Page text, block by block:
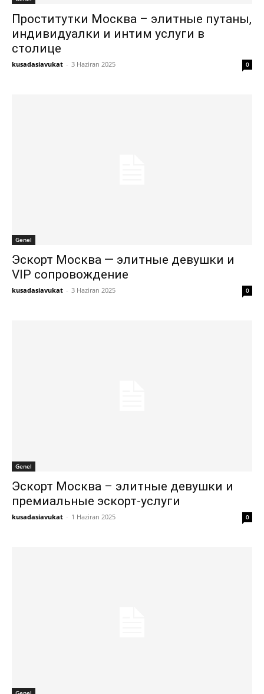
Проститутки Москва – элитные путаны,
индивидуалки и интим услуги в
столице
kusadasiavukat - 3 Haziran 2025 0
Genel
Эскорт Москва — элитные девушки и
VIP сопровождение
kusadasiavukat - 3 Haziran 2025 0
Genel
Эскорт Москва – элитные девушки и
премиальные эскорт-услуги
kusadasiavukat - 1 Haziran 2025 0